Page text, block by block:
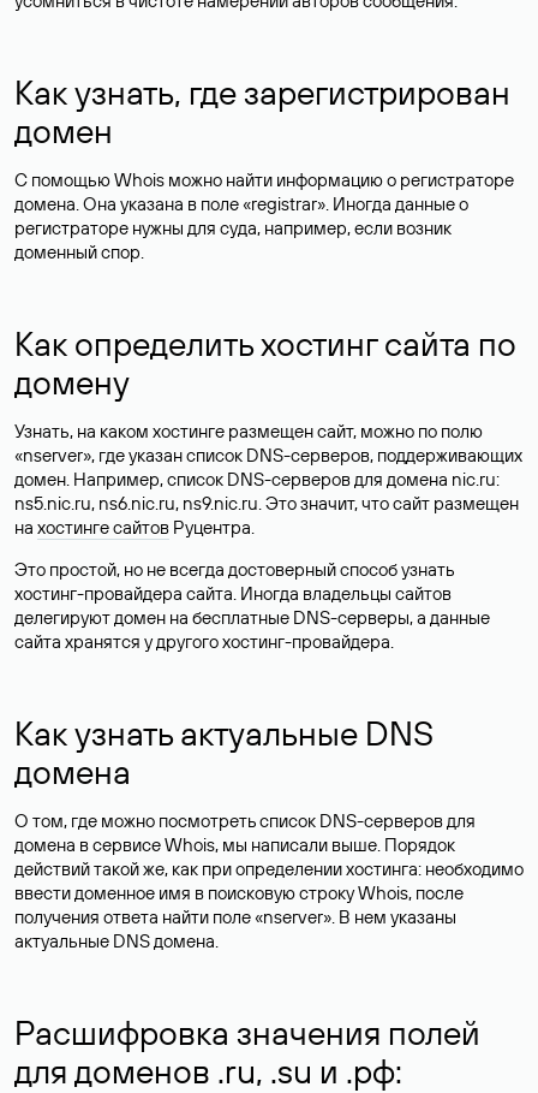
Как узнать, где зарегистрирован
домен
С помощью Whois можно найти информацию о регистраторе
домена. Она указана в поле «registrar». Иногда данные о
регистраторе нужны для суда, например, если возник
доменный спор.
Как определить хостинг сайта по
домену
Узнать, на каком хостинге размещен сайт, можно по полю
«nserver», где указан список DNS-серверов, поддерживающих
домен. Например, список DNS-серверов для домена nic.ru:
ns5.nic.ru, ns6.nic.ru, ns9.nic.ru. Это значит, что сайт размещен
на хостинге сайтов Руцентра.
Это простой, но не всегда достоверный способ узнать
хостинг-провайдера сайта. Иногда владельцы сайтов
делегируют домен на бесплатные DNS-серверы, а данные
сайта хранятся у другого хостинг-провайдера.
Как узнать актуальные DNS
домена
О том, где можно посмотреть список DNS-серверов для
домена в сервисе Whois, мы написали выше. Порядок
действий такой же, как при определении хостинга: необходимо
ввести доменное имя в поисковую строку Whois, после
получения ответа найти поле «nserver». В нем указаны
актуальные DNS домена.
Расшифровка значения полей
для доменов .ru, .su и .рф: